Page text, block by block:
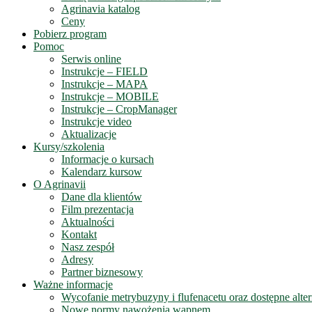
Agrinavia katalog
Ceny
Pobierz program
Pomoc
Serwis online
Instrukcje – FIELD
Instrukcje – MAPA
Instrukcje – MOBILE
Instrukcje – CropManager
Instrukcje video
Aktualizacje
Kursy/szkolenia
Informacje o kursach
Kalendarz kursow
O Agrinavii
Dane dla klientów
Film prezentacja
Aktualności
Kontakt
Nasz zespół
Adresy
Partner biznesowy
Ważne informacje
Wycofanie metrybuzyny i flufenacetu oraz dostępne
Nowe normy nawożenia wapnem